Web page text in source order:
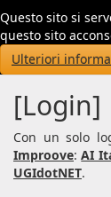
Questo sito si
questo sito
Ulteriori
[Login]
Con un solo
Improove:AI
UGIdotNET.